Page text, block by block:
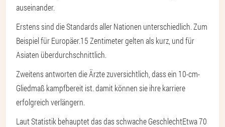
auseinander.
Erstens sind die Standards aller Nationen unterschiedlich. Zum
Beispiel für Europäer.15 Zentimeter gelten als kurz , und für
Asiaten überdurchschnittlich.
Zweitens antworten die Ärzte zuversichtlich, dass ein 10-cm-
Gliedmaß kampfbereit ist. damit können sie ihre karriere
erfolgreich verlängern.
Laut Statistik behauptet das das schwache GeschlechtEtwa 70